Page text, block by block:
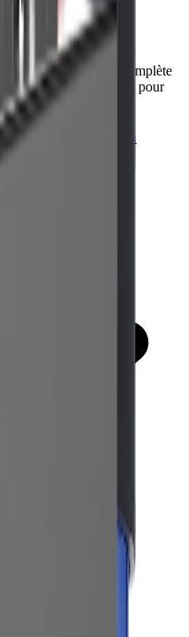
pour une couverture complète
et un usage quotidien pour
filtre pour toute la